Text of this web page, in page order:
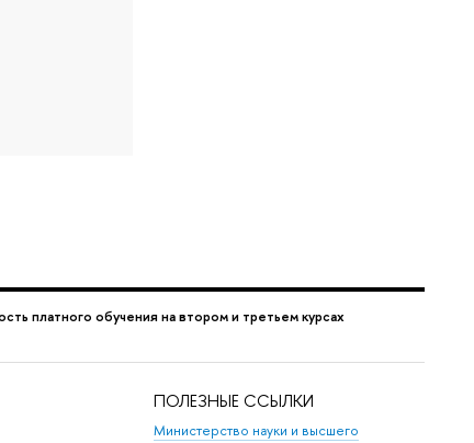
платного обучения на втором и третьем курсах
ПОЛЕЗНЫЕ ССЫЛКИ
Министерство науки и высшего